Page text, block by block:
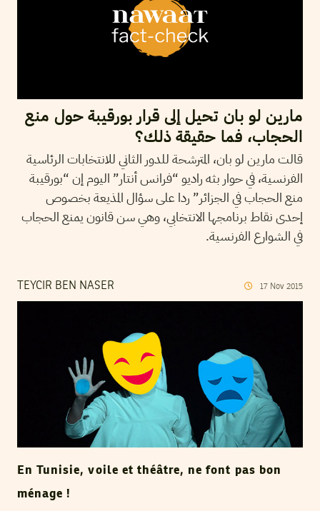
مارين لو بان تحيل إلى قرار بورقيبة حول منع
الحجاب، فما حقيقة ذلك؟
قالت مارين لو بان، المترشحة للدور الثاني للانتخابات الرئاسية
الفرنسية، في حوار بثه راديو “فرانس أنتار” اليوم إن “بورقيبة
منع الحجاب في الجزائر” ردا على سؤال المذيعة بخصوص
إحدى نقاط برنامجها الانتخابي، وهي سن قانون يمنع الحجاب
في الشوارع الفرنسية.
TEYCIR BEN NASER 17 Nov 2015
En Tunisie, voile et théâtre, ne font pas bon
ménage !